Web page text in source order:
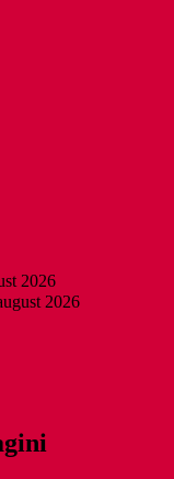
2026
2026